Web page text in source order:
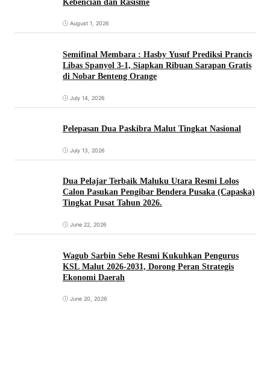
Kebencian dan Rasisme
August 1, 2026
Semifinal Membara : Hasby Yusuf Prediksi Prancis
Libas Spanyol 3-1, Siapkan Ribuan Sarapan Gratis
di Nobar Benteng Orange
July 14, 2026
Pelepasan Dua Paskibra Malut Tingkat Nasional
July 13, 2026
Dua Pelajar Terbaik Maluku Utara Resmi Lolos
Calon Pasukan Pengibar Bendera Pusaka (Capaska)
Tingkat Pusat Tahun 2026.
June 22, 2026
Wagub Sarbin Sehe Resmi Kukuhkan Pengurus
KSL Malut 2026-2031, Dorong Peran Strategis
Ekonomi Daerah
June 20, 2026